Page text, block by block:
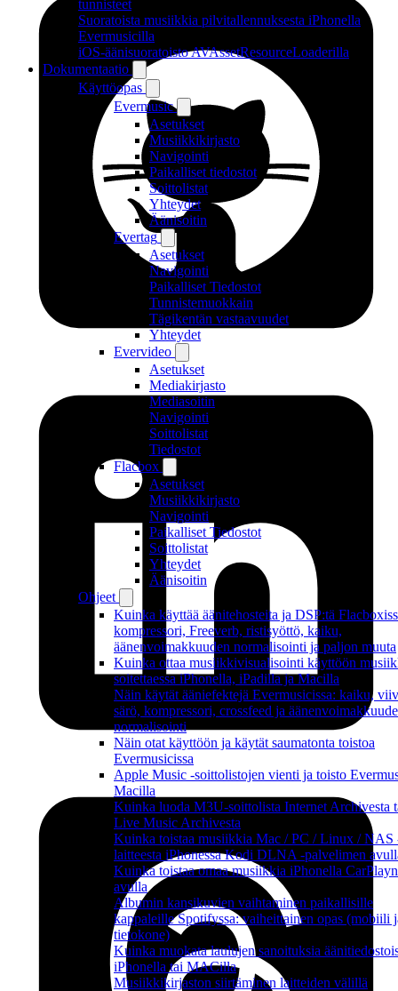
tunnisteet
Suoratoista musiikkia pilvitallennuksesta iPhonella
Evermusicilla
iOS-äänisuoratoisto AVAssetResourceLoaderilla
Dokumentaatio
Käyttöopas
Evermusic
Asetukset
Musiikkikirjasto
Navigointi
Paikalliset tiedostot
Soittolistat
Yhteydet
Äänisoitin
Evertag
Asetukset
Navigointi
Paikalliset Tiedostot
Tunnistemuokkain
Tägikentän vastaavuudet
Yhteydet
Evervideo
Asetukset
Mediakirjasto
Mediasoitin
Navigointi
Soittolistat
Tiedostot
Flacbox
Asetukset
Musiikkikirjasto
Navigointi
Paikalliset Tiedostot
Soittolistat
Yhteydet
Äänisoitin
Ohjeet
Kuinka käyttää äänitehosteita ja DSP:tä
kompressori, Freeverb, ristisyöttö, kaiku,
äänenvoimakkuuden normalisointi ja paljon muuta
Kuinka ottaa musiikkivisualisointi käyttöön
soitettaessa iPhonella, iPadilla ja Macilla
Näin käytät ääniefektejä Evermusicissa: kaiku,
särö, kompressori, crossfeed ja
normalisointi
Näin otat käyttöön ja käytät saumatonta toistoa
Evermusicissa
Apple Music -soittolistojen vienti ja toisto
Macilla
Kuinka luoda M3U-soittolista Internet Archivesta
Live Music Archivesta
Kuinka toistaa musiikkia Mac / PC / Linux / NAS
laitteesta iPhonessa Kodi DLNA -palvelimen
Kuinka toistaa omaa musiikkia iPhonella CarPlayn
avulla
Albumin kansikuvien vaihtaminen paikallisille
kappaleille Spotifyssa: vaiheittainen opas (mobiili
tietokone)
Kuinka muokata laulujen sanoituksia
iPhonella tai MACilla
Musiikkikirjaston siirtäminen laitteiden välillä